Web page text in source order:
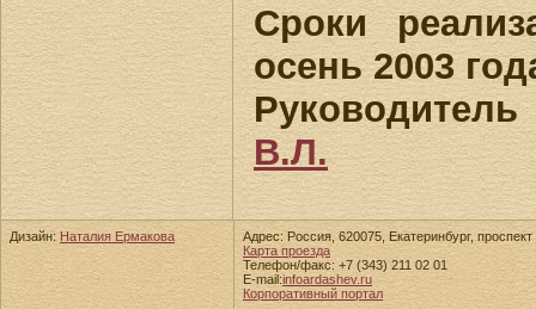
Сроки
осень 2003
В.Л.
Дизайн: Наталия Ермакова
Адрес: Россия, 620075, Екатеринбург,
Карта проезда
Телефон/факс: +7 (343) 211 02 01
E-mail:infoardashev.ru
Корпоративный портал